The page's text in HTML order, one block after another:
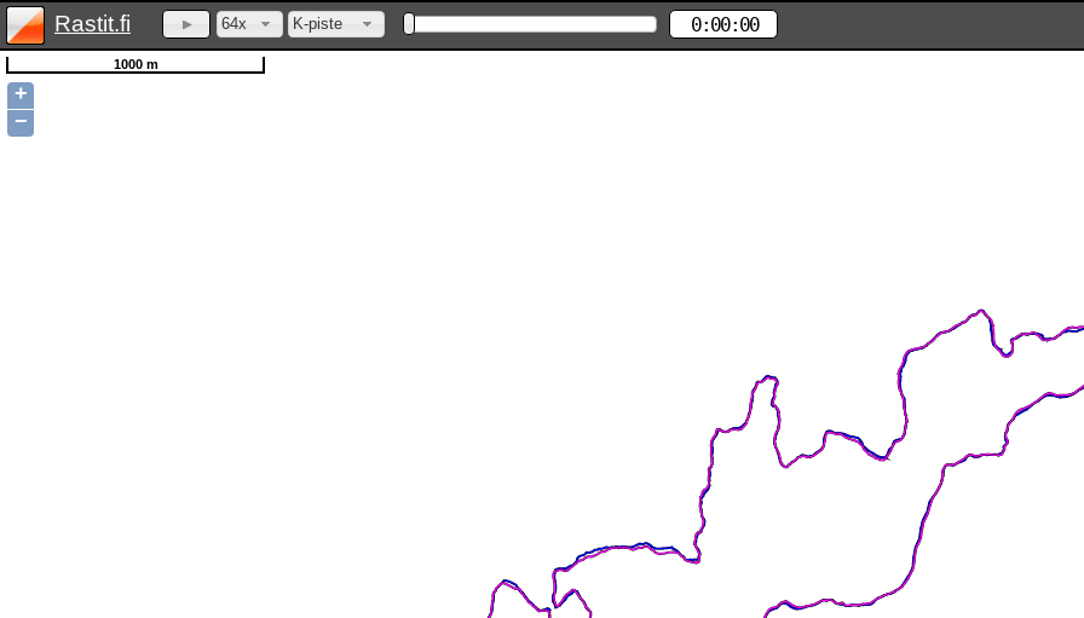
Rastit.fi 64x K-piste 0:00:00
1000 m
+
−